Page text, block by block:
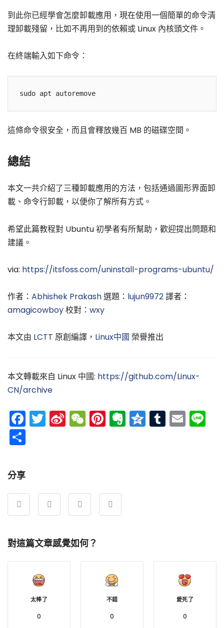
到此你已經學會怎麼卸載應用，現在使用一個簡單的命令清
理卸載殘留，比如不再用到的依賴或 Linux 內核頭文件。
在終端輸入如下命令：
這條命令很安全，而且會釋放幾百 MB 的磁碟空間。
總結
本文一共介紹了三種卸載應用的方法，包括通過圖形界面卸
載、命令行卸載，以便你了解所有方式。
希望此篇教程對 Ubuntu 初學者有所幫助，歡迎提出問題和
建議。
via: https://itsfoss.com/uninstall-programs-ubuntu/
作者： Abhishek Prakash選題： lujun9972譯者：
amagicowboy校對： wxy
本文由 LCTT 原創編譯， Linux中國 榮譽推出
本文轉載來自 Linux 中國: https://github.com/Linux-
CN/archive
Facebook
Twitter
Sina
Weibo
WeChat
Pinterest
Evernote
Qzone
Tumblr
分享
對這篇文章感覺如何？
太棒了
0
不錯
0
愛死了
0